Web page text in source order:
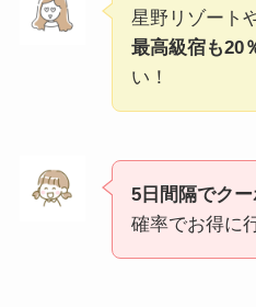
星野リゾート
最高級宿も20
い！
5日間隔でク
確率でお得に